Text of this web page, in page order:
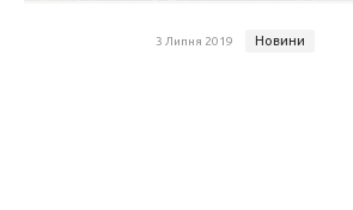
3 Липня 2019 Новини